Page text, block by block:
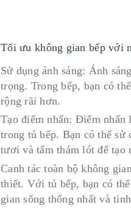
Tối ưu không gian bếp với
Sử dụng ánh sáng: Ánh
trọng. Trong bếp, bạn có
rộng rãi hơn.
Tạo điểm nhấn: Điểm nhấn
trong tủ bếp. Bạn có thể sử
tươi và tấm thảm lót để tạo
Canh tác toàn bộ không
thiết. Với tủ bếp, bạn có
gian sống thống nhất và